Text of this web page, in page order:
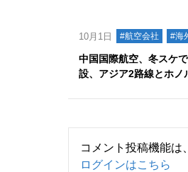
10月1日 #航空会社 #海
中国国際航空、冬スケ
設、アジア2路線とホノ
コメント投稿機能は
ログインはこちら